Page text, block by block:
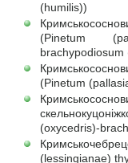
(humilis))
(Pinetum
braсhypodiosum
(Pinetum
(oxycedris)-
(lessingianae)